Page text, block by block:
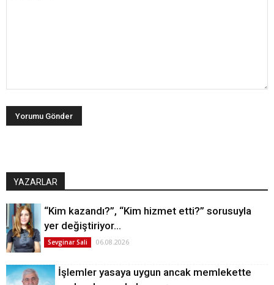
YAZARLAR
“Kim kazandı?”, “Kim hizmet etti?” sorusuyla
yer değiştiriyor…
Sevginar Sali 06.08.2026
İşlemler yasaya uygun ancak memlekette